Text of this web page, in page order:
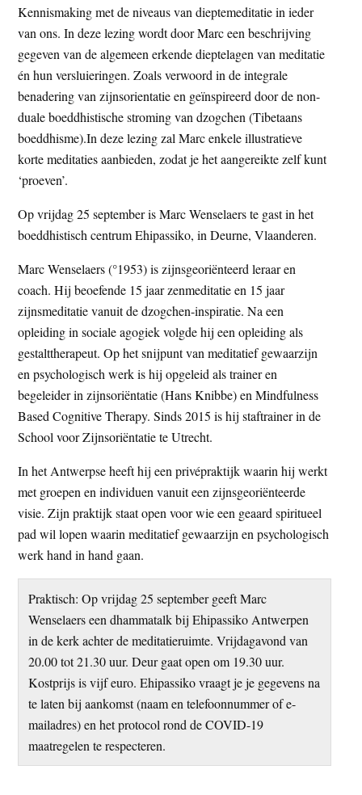
Kennismaking met de niveaus van dieptemeditatie in ieder
van ons. In deze lezing wordt door Marc een beschrijving
gegeven van de algemeen erkende dieptelagen van meditatie
én hun versluieringen. Zoals verwoord in de integrale
benadering van zijnsorientatie en geïnspireerd door de non-
duale boeddhistische stroming van dzogchen (Tibetaans
boeddhisme).In deze lezing zal Marc enkele illustratieve
korte meditaties aanbieden, zodat je het aangereikte zelf kunt
‘proeven’.
Op vrijdag 25 september is Marc Wenselaers te gast in het
boeddhistisch centrum Ehipassiko, in Deurne, Vlaanderen.
Marc Wenselaers (°1953) is zijnsgeoriënteerd leraar en
coach. Hij beoefende 15 jaar zenmeditatie en 15 jaar
zijnsmeditatie vanuit de dzogchen-inspiratie. Na een
opleiding in sociale agogiek volgde hij een opleiding als
gestalttherapeut. Op het snijpunt van meditatief gewaarzijn
en psychologisch werk is hij opgeleid als trainer en
begeleider in zijnsoriëntatie (Hans Knibbe) en Mindfulness
Based Cognitive Therapy. Sinds 2015 is hij staftrainer in de
School voor Zijnsoriëntatie te Utrecht.
In het Antwerpse heeft hij een privépraktijk waarin hij werkt
met groepen en individuen vanuit een zijnsgeoriënteerde
visie. Zijn praktijk staat open voor wie een geaard spiritueel
pad wil lopen waarin meditatief gewaarzijn en psychologisch
werk hand in hand gaan.
Praktisch: Op vrijdag 25 september geeft Marc
Wenselaers een dhammatalk bij Ehipassiko Antwerpen
in de kerk achter de meditatieruimte. Vrijdagavond van
20.00 tot 21.30 uur. Deur gaat open om 19.30 uur.
Kostprijs is vijf euro. Ehipassiko vraagt je je gegevens na
te laten bij aankomst (naam en telefoonnummer of e-
mailadres) en het protocol rond de COVID-19
maatregelen te respecteren.